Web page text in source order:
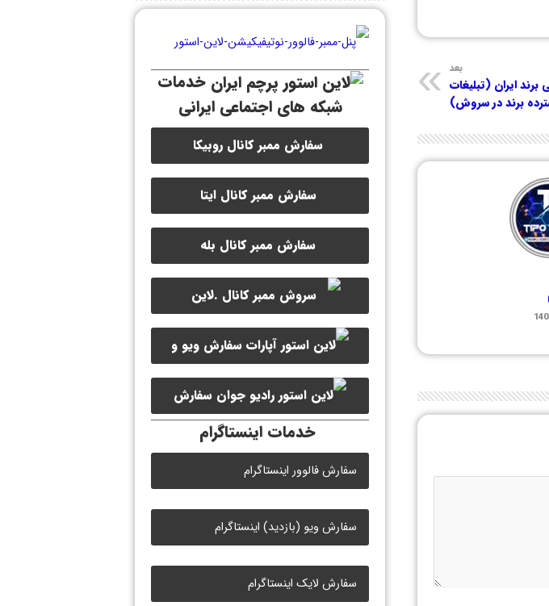
بعد
برند ایران (تبلیغات
برند در سروش)
خدمات
شبکه های اجتماعی ایرانی
سفارش ممبر کانال روبیکا
سفارش ممبر کانال ایتا
سفارش ممبر کانال بله
سفارش ممبر کانال سروش
سفارش ویو و
لایک ویدیو آپارات
سفارش
لایک رادیو جوان
خدمات اینستاگرام
سفارش فالوور اینستاگرام
سفارش ویو (بازدید) اینستاگرام
سفارش لایک اینستاگرام